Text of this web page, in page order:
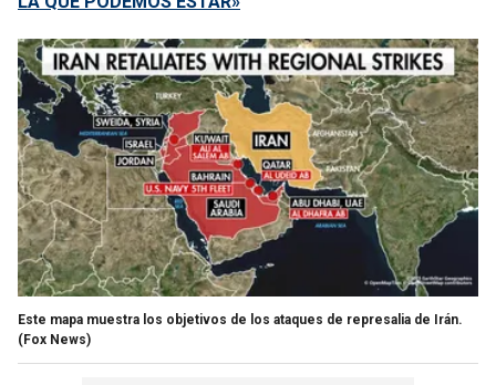
Este mapa muestra los objetivos de los ataques de represalia de Irán.
(Fox News)